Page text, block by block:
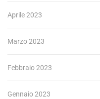
Aprile 2023
Marzo 2023
Febbraio 2023
Gennaio 2023